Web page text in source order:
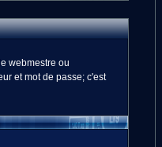
webmestre ou
et mot de passe; c'est